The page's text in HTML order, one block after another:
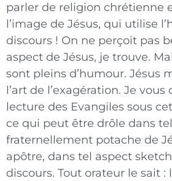
parler de religion chrétienne
l’image de Jésus, qui utilise
discours ! On ne perçoit pas
aspect de Jésus, je trouve.
sont pleins d’humour. Jésus
l’art de l’exagération. Je
lecture des Evangiles sous
ce qui peut être drôle dans
fraternellement potache de
apôtre, dans tel aspect
discours. Tout orateur le sait :